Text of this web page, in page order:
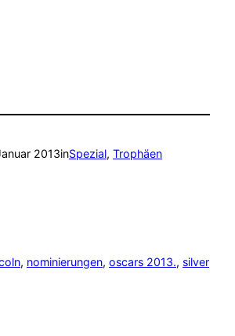
2013inSpezial, Trophäen
, nominierungen, oscars 2013., silver